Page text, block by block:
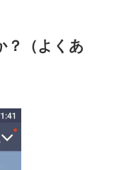
？（よくあ